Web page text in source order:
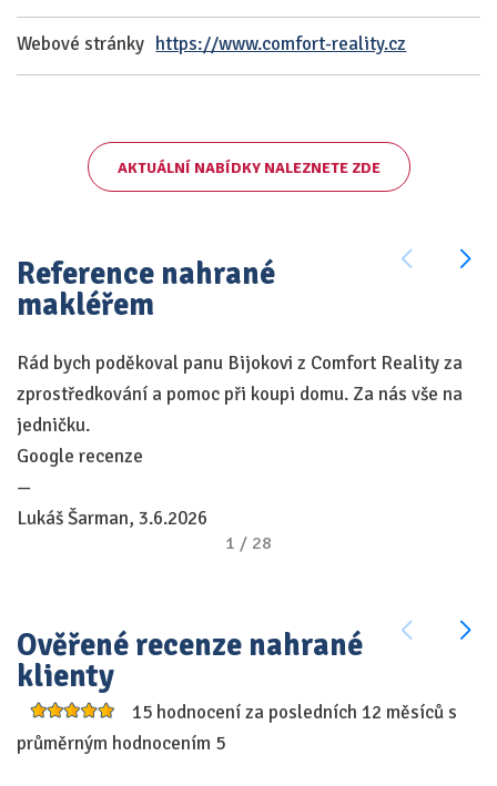
Webové stránky https://www.comfort-reality.cz
AKTUÁLNÍ NABÍDKY NALEZNETE ZDE
Reference nahrané
makléřem
Rád bych poděkoval panu Bijokovi z Comfort Reality za
zprostředkování a pomoc při koupi domu. Za nás vše na
jedničku.
Google recenze
—
Lukáš Šarman, 3.6.2026
1 / 28
Ověřené recenze nahrané
klienty
15 hodnocení za posledních 12 měsíců s
průměrným hodnocením 5